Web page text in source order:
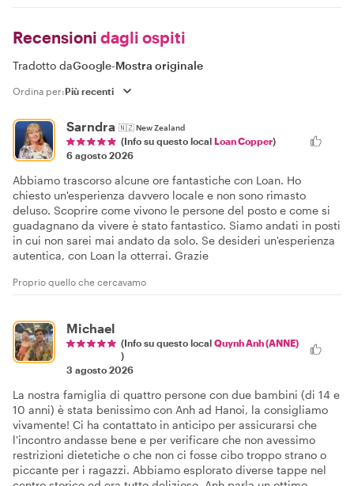
Recensioni dagli ospiti
Tradotto daGoogle-Mostra originale
Ordina per:
Sarndra 🇳🇿New Zealand
(Info su questo local Loan Copper)
6 agosto 2026
Abbiamo trascorso alcune ore fantastiche con Loan. Ho
chiesto un'esperienza davvero locale e non sono rimasto
deluso. Scoprire come vivono le persone del posto e come si
guadagnano da vivere è stato fantastico. Siamo andati in posti
in cui non sarei mai andato da solo. Se desideri un'esperienza
autentica, con Loan la otterrai. Grazie
Proprio quello che cercavamo
Michael
(Info su questo local Quynh Anh (ANNE)
)
3 agosto 2026
La nostra famiglia di quattro persone con due bambini (di 14 e
10 anni) è stata benissimo con Anh ad Hanoi, la consigliamo
vivamente! Ci ha contattato in anticipo per assicurarsi che
l'incontro andasse bene e per verificare che non avessimo
restrizioni dietetiche o che non ci fosse cibo troppo strano o
piccante per i ragazzi. Abbiamo esplorato diverse tappe nel